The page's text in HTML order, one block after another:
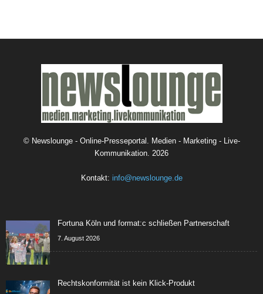
© Newslounge - Online-Presseportal. Medien - Marketing - Live-
Kommunikation. 2026
Kontakt: info@newslounge.de
Fortuna Köln und format:c schließen Partnerschaft
7. August 2026
Rechtskonformität ist kein Klick-Produkt